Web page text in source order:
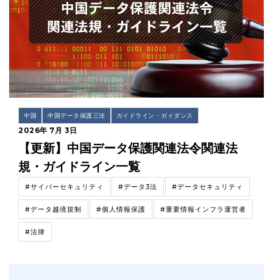
中国 中国データ保護三法 ガイドライン・ガイダンス
2026年 7月 3日
【更新】中国データ保護関連法令関連法
規・ガイドライン一覧
#サイバーセキュリティ #データ3法 #データセキュリティ
#データ越境規制 #個人情報保護 #重要情報インフラ運営者
#法律